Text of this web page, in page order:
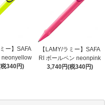
ー】SAFA
neonyellow
340円)
【LAMY/ラミー】SAFA
RI ボールペン neonpink
3,740円(税340円)